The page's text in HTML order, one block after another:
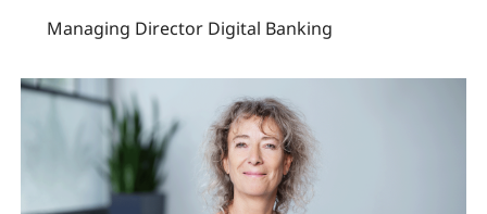
Managing Director Digital Banking